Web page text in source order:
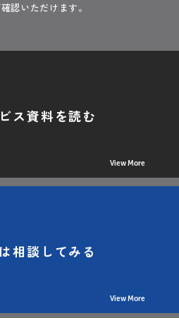
認いただけます。
ス資料を読む
View More
相談してみる
View More